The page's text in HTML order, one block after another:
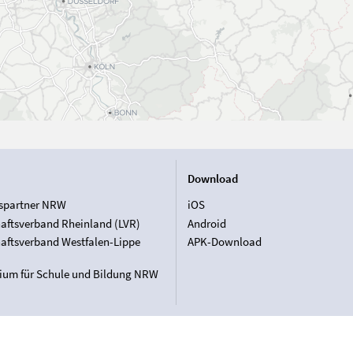
NRW
Rheinland (LVR)
Westfalen-Lippe
für Schule und Bildung NRW
Download
iOS
Android
APK-Download